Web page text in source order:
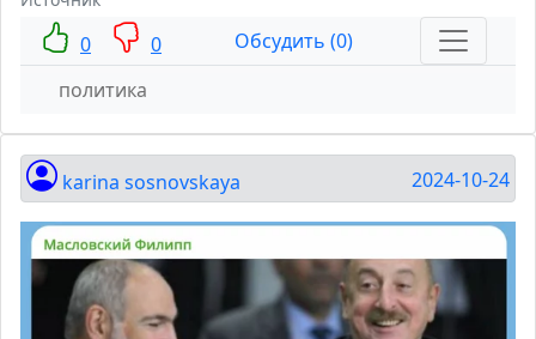
0 0
Обсудить (0)
политика
karina sosnovskaya 2024-10-24